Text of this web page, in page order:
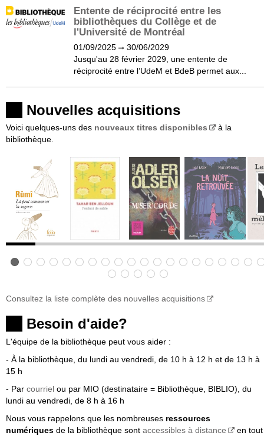
Entente de réciprocité entre les
bibliothèques du Collège et de
l'Université de Montréal
01/09/2025 (?)30/06/2029
Jusqu'au 28 février 2029, une entente de
réciprocité entre l’UdeM et BdeB permet aux...
Nouvelles acquisitions
Voici quelques-uns des nouveaux titres disponibles
à la
bibliothèque.
Consultez la liste complète des nouvelles acquisitions
Besoin d'aide?
L'équipe de la bibliothèque peut vous aider :
- À la bibliothèque, du lundi au vendredi, de 10 h à 12 h et de 13 h à
15 h
- Par courriel ou par MIO (destinataire = Bibliothèque, BIBLIO), du
lundi au vendredi, de 8 h à 16 h
Nous vous rappelons que les nombreuses ressources
numériques de la bibliothèque sont accessibles à distance
en tout